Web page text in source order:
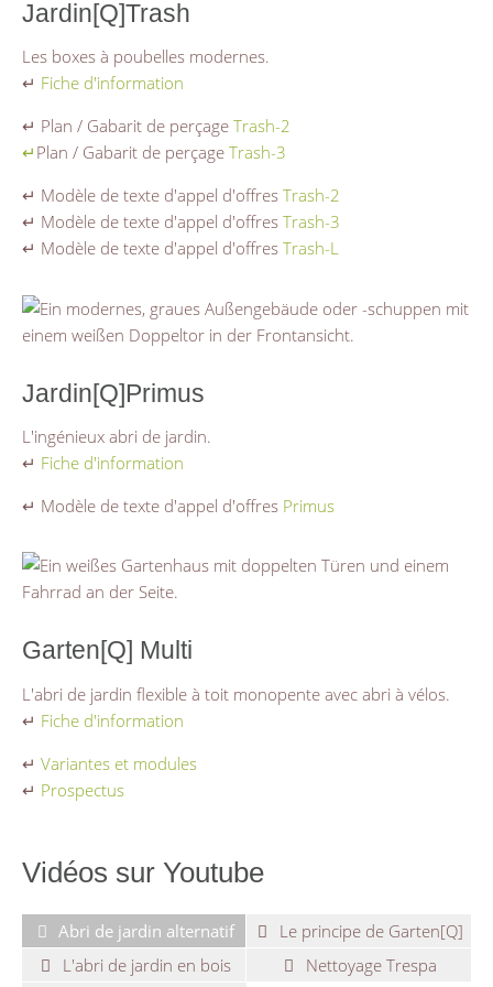
Jardin[Q]Trash
Les boxes à poubelles modernes.
↵ Fiche d'information
↵ Plan / Gabarit de perçageTrash-2
↵ Plan / Gabarit de perçageTrash-3
↵ Modèle de texte d'appel d'offresTrash-2
↵ Modèle de texte d'appel d'offresTrash-3
↵ Modèle de texte d'appel d'offresTrash-L
Jardin[Q]Primus
L'ingénieux abri de jardin.
↵ Fiche d'information
↵ Modèle de texte d'appel d'offres Primus
Garten[Q] Multi
L'abri de jardin flexible à toit monopente avec abri à vélos.
↵ Fiche d'information
↵Variantes et modules
↵ Prospectus
Vidéos sur Youtube
Abri de jardin alternatif
Le principe de Garten[Q]
L'abri de jardin en bois
Nettoyage Trespa